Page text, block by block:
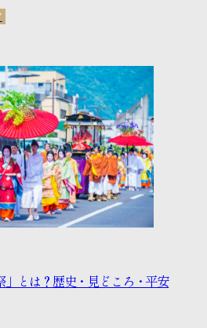
」とは？歴史・見どころ・平安